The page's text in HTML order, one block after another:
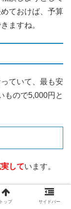
ておけば、予算
ますね。
ていて、最も安
もので5,000円と
しています。
トップ サイドバー